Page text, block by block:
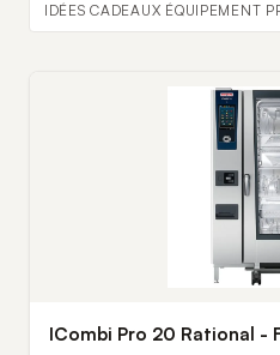
IDÉES CADEAUX ÉQUIPEMENT
ICombi Pro 20 Rational -